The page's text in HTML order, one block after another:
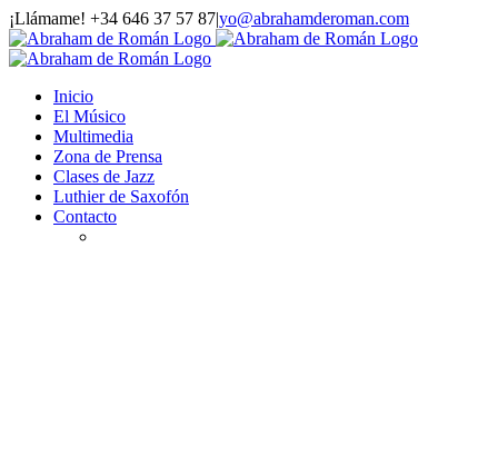
Saltar
al
contenido
¡Llámame! +34 646 37 57 87|yo@abrahamderoman.com
Facebook
YouTube
Instagram
WhatsApp
Correo
electrónico
Inicio
El Músico
Multimedia
Zona de Prensa
Clases de Jazz
Luthier de Saxofón
Contacto